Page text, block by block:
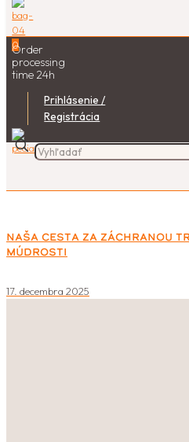
0
Order
processing
time 24h
Prihlásenie /
Registrácia
Naša cesta za záchranou
múdrosti
17. decembra 2025